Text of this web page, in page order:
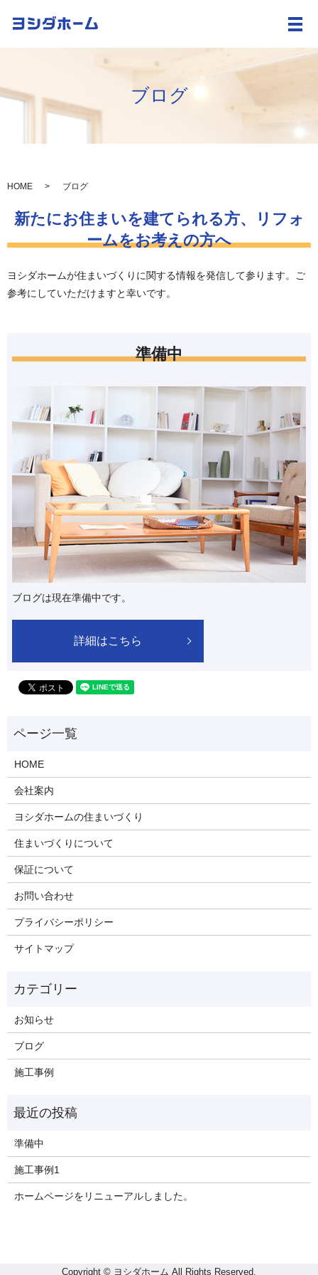
メ
ブログ
HOME ブログ
新たにお住まいを建てられる方、リフォ
ームをお考えの方へ
ヨシダホームが住まいづくりに関する情報を発信して参ります。ご
参考にしていただけますと幸いです。
準備中
ブログは現在準備中です。
詳細はこちら
HOME
会社案内
ヨシダホームの住まいづくり
住まいづくりについて
保証について
お問い合わせ
プライバシーポリシー
サイトマップ
お知らせ
ブログ
施工事例
準備中
施工事例1
ホームページをリニューアルしました。
Copyright © ヨシダホーム All Rights Reserved.